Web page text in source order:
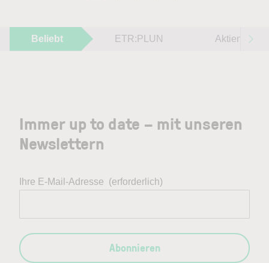
Beliebt ETR:PLUN Aktien im
Immer up to date – mit unseren
Newslettern
Ihre E-Mail-Adresse (erforderlich)
Abonnieren